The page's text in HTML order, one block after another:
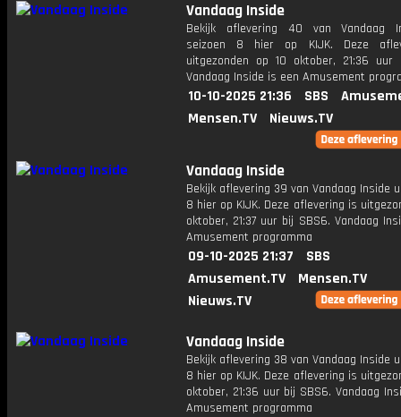
Vandaag Inside
Bekijk aflevering 40 van Vandaag
seizoen 8 hier op KIJK. Deze
uitgezonden op 10 oktober, 21:36 uur
Vandaag Inside is een Amusement
10-10-2025 21:36 SBS
Mensen.TV
Nieuws.TV
Vandaag Inside
Bekijk aflevering 39 van Vandaag Inside
8 hier op KIJK. Deze aflevering is
oktober, 21:37 uur bij SBS6. Vandaag
Amusement programma
09-10-2025 21:37
SBS
Amusement.TV
Mensen.TV
Nieuws.TV
Vandaag Inside
Bekijk aflevering 38 van Vandaag Inside
8 hier op KIJK. Deze aflevering is
oktober, 21:36 uur bij SBS6. Vandaag
Amusement programma